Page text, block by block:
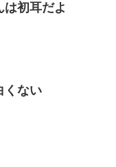
は初耳だよ
くない